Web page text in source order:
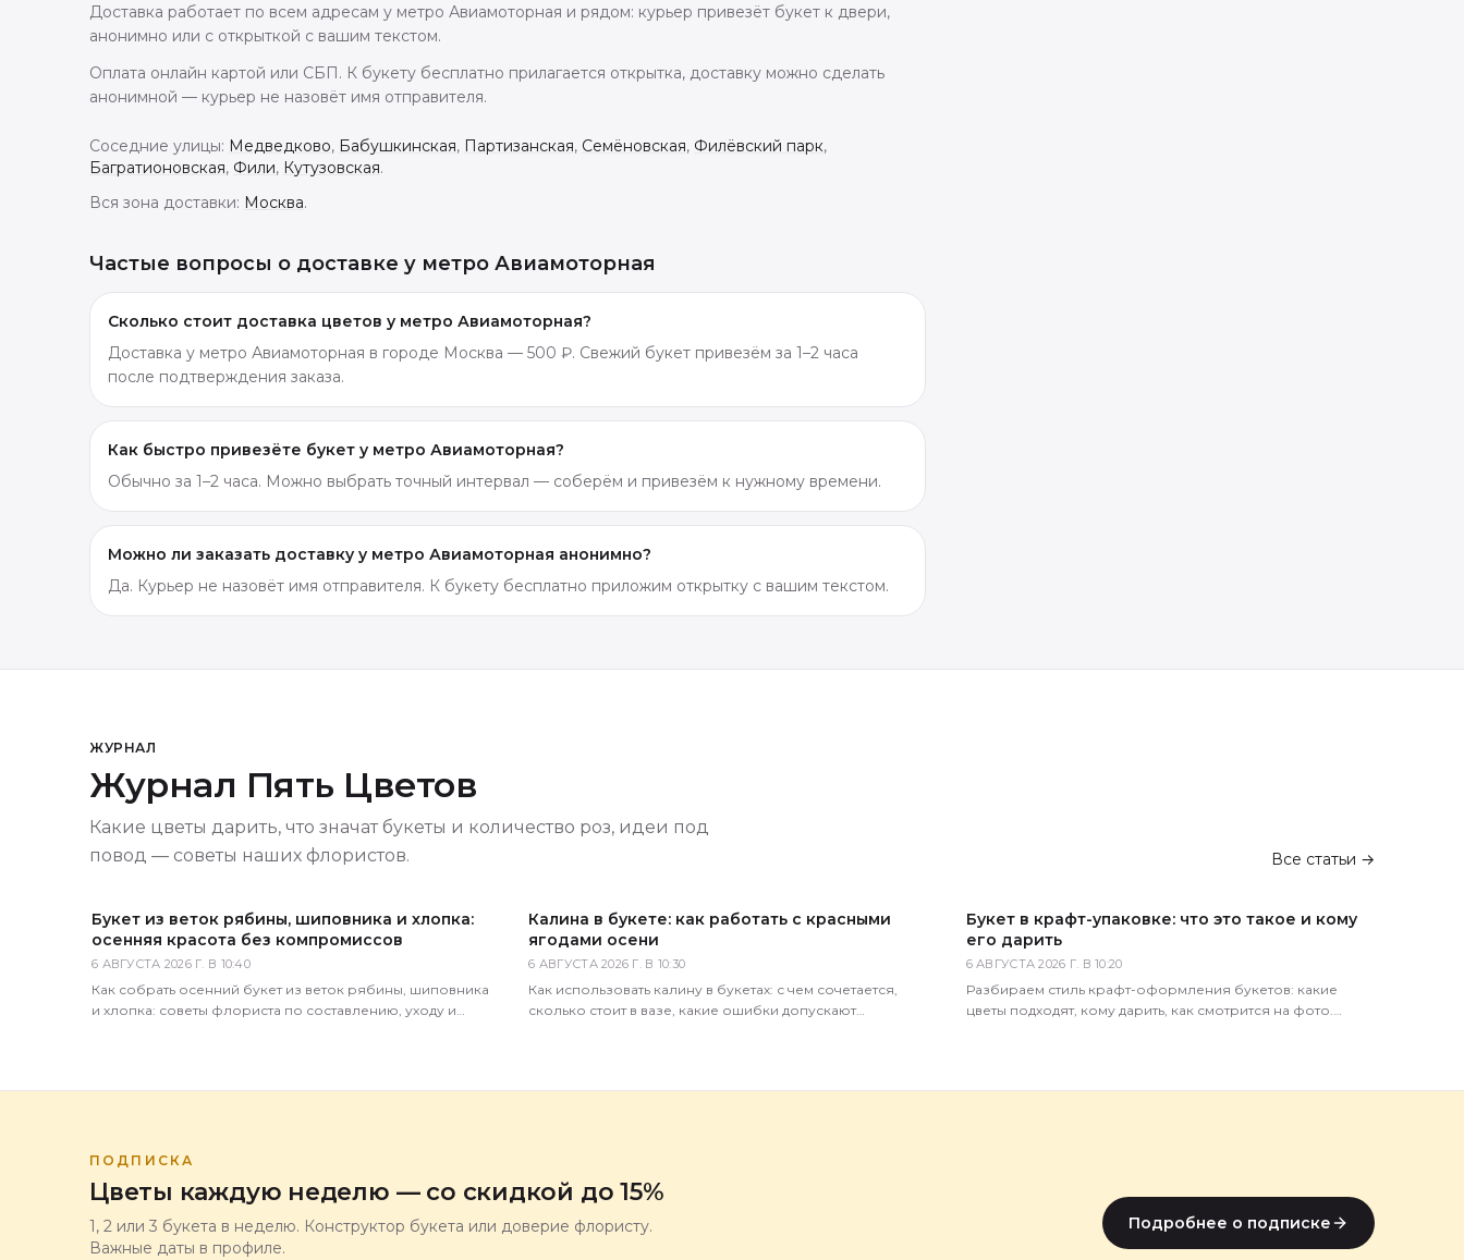
Доставка работает по всем адресам у метро Авиамоторная и рядом: курьер привезёт букет к двери,
анонимно или с открыткой с вашим текстом.
Оплата онлайн картой или СБП. К букету бесплатно прилагается открытка, доставку можно сделать
анонимной — курьер не назовёт имя отправителя.
Соседние улицы: Медведково, Бабушкинская, Партизанская, Семёновская, Филёвский парк,
Багратионовская, Фили, Кутузовская.
Вся зона доставки: Москва.
Частые вопросы о доставке у метро Авиамоторная
Сколько стоит доставка цветов у метро Авиамоторная?
Доставка у метро Авиамоторная в городе Москва — 500 ₽. Свежий букет привезём за 1–2 часа
после подтверждения заказа.
Как быстро привезёте букет у метро Авиамоторная?
Обычно за 1–2 часа. Можно выбрать точный интервал — соберём и привезём к нужному времени.
Можно ли заказать доставку у метро Авиамоторная анонимно?
Да. Курьер не назовёт имя отправителя. К букету бесплатно приложим открытку с вашим текстом.
ЖУРНАЛ
Журнал Пять Цветов
Какие цветы дарить, что значат букеты и количество роз, идеи под
повод — советы наших флористов.
Все статьи →
Букет из веток рябины, шиповника и хлопка:
осенняя красота без компромиссов
6 АВГУСТА 2026 Г. В 10:40
Как собрать осенний букет из веток рябины, шиповника
и хлопка: советы флориста по составлению, уходу и
Калина в букете: как работать с красными
ягодами осени
6 АВГУСТА 2026 Г. В 10:30
Как использовать калину в букетах: с чем сочетается,
сколько стоит в вазе, какие ошибки допускают
Букет в крафт-упаковке: что это такое и кому
его дарить
6 АВГУСТА 2026 Г. В 10:20
Разбираем стиль крафт-оформления букетов: какие
цветы подходят, кому дарить, как смотрится на фото.
ПОДПИСКА
Цветы каждую неделю — со скидкой до 15%
1, 2 или 3 букета в неделю. Конструктор букета или доверие флористу.
Важные даты в профиле.
Подробнее о подписке